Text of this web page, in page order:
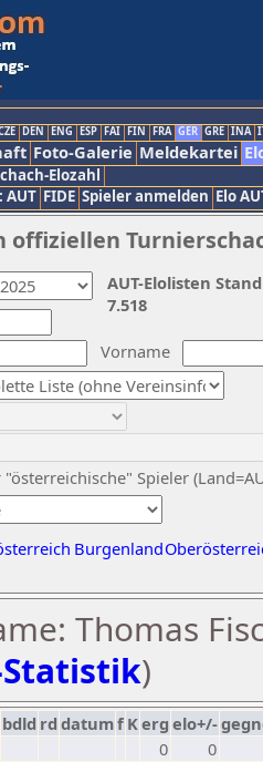
DEN ENG ESP FAI FIN FRA GER GRE INA
Foto-Galerie Meldekartei
Elozahl
AUT FIDE Spieler anmelden Elo
Vorname
"österreichische" Spieler
Burgenland
AUT-Elolisten
7.518
Thomas
)
bdld rd datumf Kerg elo+/-
0
0